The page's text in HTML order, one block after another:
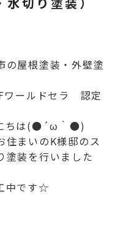
の屋根塗装・外壁塗
ワールドセラ 認定
にちは(●´ω｀●)
住まいのK様邸のス
塗装を行いました
中です☆